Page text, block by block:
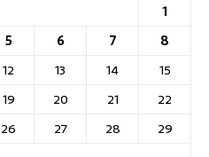
1
5 6 7
8
12 13 14
15
19 20 21
22
26 27 28
29